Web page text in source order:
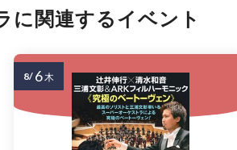
に関連するイベント
8/ 6木